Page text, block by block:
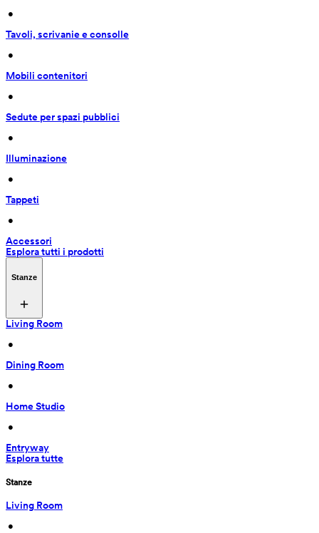
•
Tavoli, scrivanie e consolle
•
Mobili contenitori
•
Sedute per spazi pubblici
•
Illuminazione
•
Tappeti
•
Accessori
Esplora tutti i prodotti
Stanze
Living Room
•
Dining Room
•
Home Studio
•
Entryway
Esplora tutte
Stanze
Living Room
•